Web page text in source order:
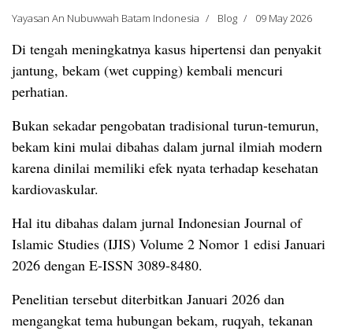
Yayasan An Nubuwwah Batam Indonesia Blog 09 May 2026
Di tengah meningkatnya kasus hipertensi dan penyakit
jantung, bekam (wet cupping) kembali mencuri
perhatian.
Bukan sekadar pengobatan tradisional turun-temurun,
bekam kini mulai dibahas dalam jurnal ilmiah modern
karena dinilai memiliki efek nyata terhadap kesehatan
kardiovaskular.
Hal itu dibahas dalam jurnal Indonesian Journal of
Islamic Studies (IJIS) Volume 2 Nomor 1 edisi Januari
2026 dengan E-ISSN 3089-8480.
Penelitian tersebut diterbitkan Januari 2026 dan
mengangkat tema hubungan bekam, ruqyah, tekanan